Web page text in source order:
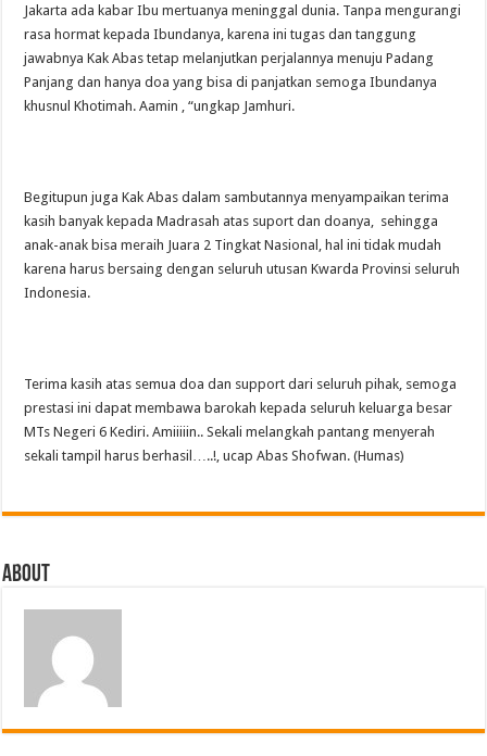
Jakarta ada kabar Ibu mertuanya meninggal dunia. Tanpa mengurangi
rasa hormat kepada Ibundanya, karena ini tugas dan tanggung
jawabnya Kak Abas tetap melanjutkan perjalannya menuju Padang
Panjang dan hanya doa yang bisa di panjatkan semoga Ibundanya
khusnul Khotimah. Aamin , “ungkap Jamhuri.
Begitupun juga Kak Abas dalam sambutannya menyampaikan terima
kasih banyak kepada Madrasah atas suport dan doanya, sehingga
anak-anak bisa meraih Juara 2 Tingkat Nasional, hal ini tidak mudah
karena harus bersaing dengan seluruh utusan Kwarda Provinsi seluruh
Indonesia.
Terima kasih atas semua doa dan support dari seluruh pihak, semoga
prestasi ini dapat membawa barokah kepada seluruh keluarga besar
MTs Negeri 6 Kediri. Amiiiiin.. Sekali melangkah pantang menyerah
sekali tampil harus berhasil…..!, ucap Abas Shofwan. (Humas)
About